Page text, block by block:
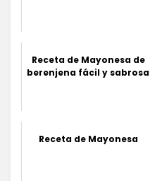
Receta de Mayonesa de
berenjena fácil y sabrosa
Receta de Mayonesa